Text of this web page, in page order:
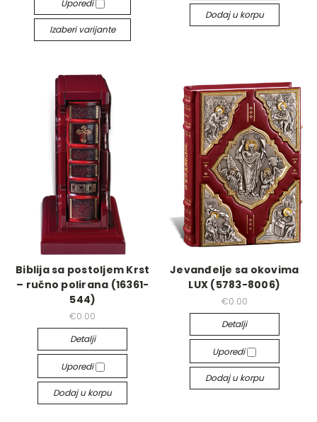
Uporedi
Izaberi varijante
Dodaj u korpu
Biblija sa postoljem Krst
– ručno polirana (16361-
544)
€0.00
Detalji
Uporedi
Dodaj u korpu
Jevanđelje sa okovima
LUX (5783-8006)
€0.00
Detalji
Uporedi
Dodaj u korpu